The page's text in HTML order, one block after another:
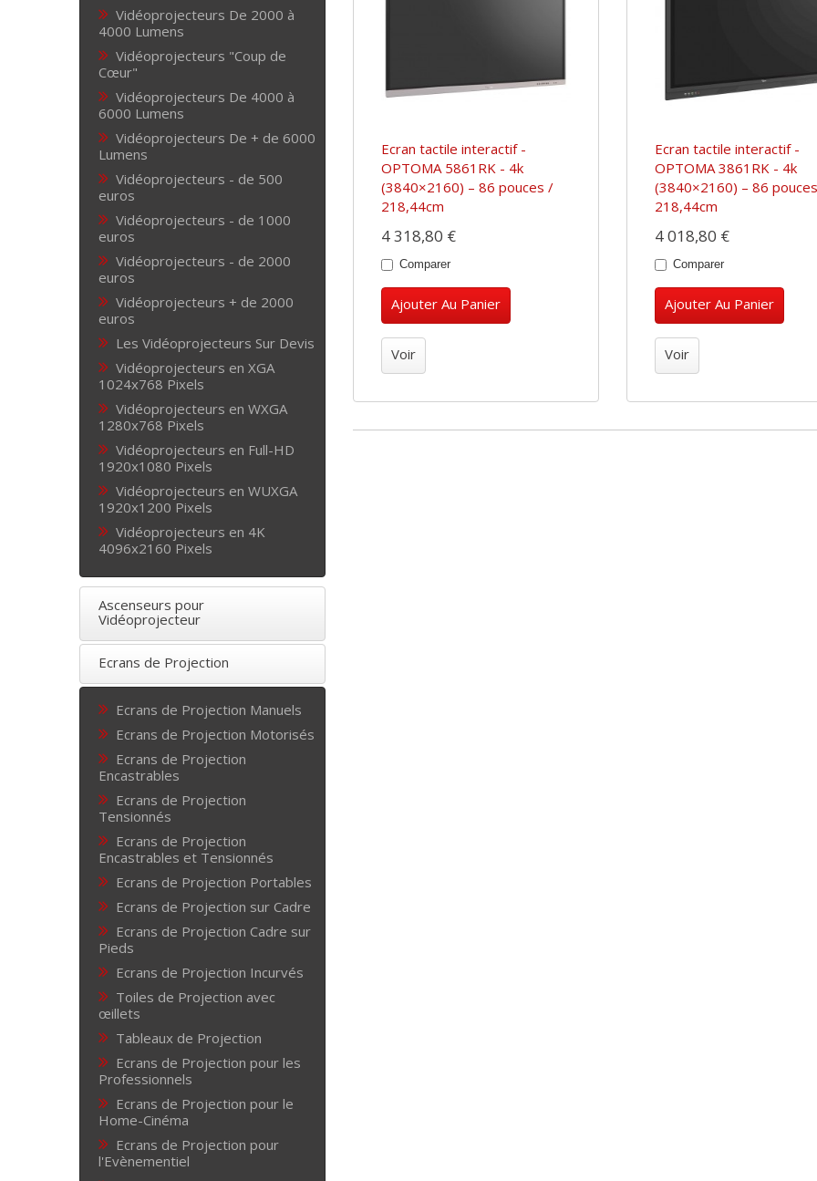
Vidéoprojecteurs De 2000 à
4000 Lumens
Vidéoprojecteurs "Coup de
Cœur"
Vidéoprojecteurs De 4000 à
6000 Lumens
Vidéoprojecteurs De + de 6000
Lumens
Vidéoprojecteurs - de 500
euros
Vidéoprojecteurs - de 1000
euros
Vidéoprojecteurs - de 2000
euros
Vidéoprojecteurs + de 2000
euros
Les Vidéoprojecteurs Sur Devis
Vidéoprojecteurs en XGA
1024x768 Pixels
Vidéoprojecteurs en WXGA
1280x768 Pixels
Vidéoprojecteurs en Full-HD
1920x1080 Pixels
Vidéoprojecteurs en WUXGA
1920x1200 Pixels
Vidéoprojecteurs en 4K
4096x2160 Pixels
Ascenseurs pour
Vidéoprojecteur
Ecrans de Projection
Ecrans de Projection Manuels
Ecrans de Projection Motorisés
Ecrans de Projection
Encastrables
Ecrans de Projection
Tensionnés
Ecrans de Projection
Encastrables et Tensionnés
Ecrans de Projection Portables
Ecrans de Projection sur Cadre
Ecrans de Projection Cadre sur
Pieds
Ecrans de Projection Incurvés
Toiles de Projection avec
œillets
Tableaux de Projection
Ecrans de Projection pour les
Professionnels
Ecrans de Projection pour le
Home-Cinéma
Ecrans de Projection pour
l'Evènementiel
Ecran tactile interactif -
OPTOMA 5861RK - 4k
(3840×2160) – 86 pouces /
218,44cm
4 318,80 €
Comparer
Ajouter Au Panier
Voir
Ecran tactile interactif -
OPTOMA 3861RK - 4k
(3840×2160) – 86
218,44cm
4 018,80 €
Comparer
Ajouter Au Panier
Voir